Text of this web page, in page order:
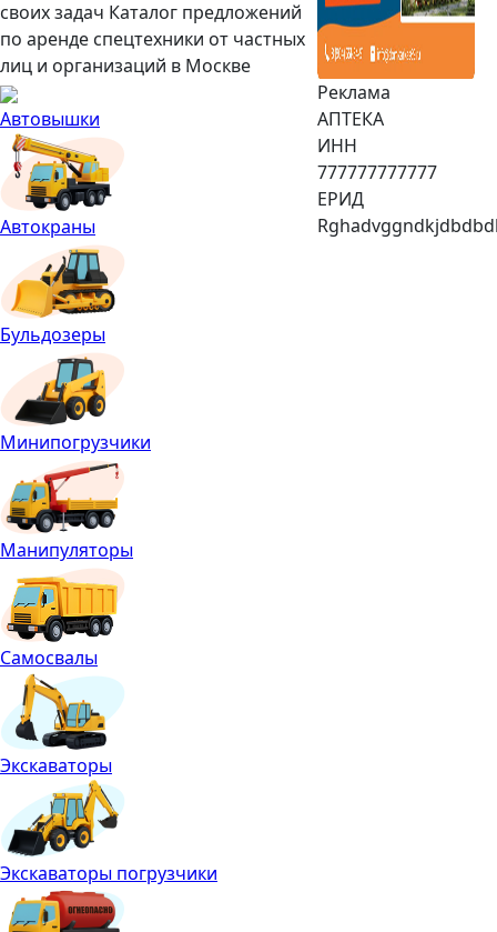
своих задач Каталог предложений
по аренде спецтехники от частных
лиц и организаций в Москве
Реклама
АПТЕКА
ИНН
777777777777
ЕРИД
Автовышки
Автокраны
Бульдозеры
Минипогрузчики
Манипуляторы
Самосвалы
Экскаваторы
Экскаваторы погрузчики